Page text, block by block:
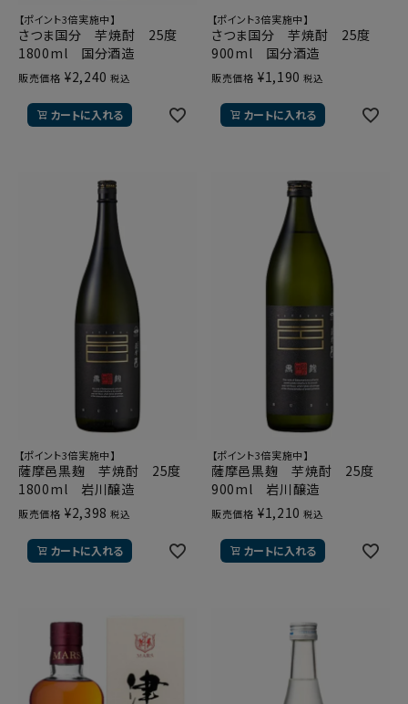
【ポイント3倍実施中】
さつま国分 芋焼酎 25度
1800ml 国分酒造
販売価格 ¥2,240 税込
カートに入れる
【ポイント3倍実施中】
さつま国分 芋焼酎 25度
900ml 国分酒造
販売価格 ¥1,190 税込
カートに入れる
【ポイント3倍実施中】
薩摩邑黒麹 芋焼酎 25度
1800ml 岩川醸造
販売価格 ¥2,398 税込
カートに入れる
【ポイント3倍実施中】
薩摩邑黒麹 芋焼酎 25度
900ml 岩川醸造
販売価格 ¥1,210 税込
カートに入れる